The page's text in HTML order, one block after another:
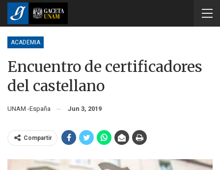
ACADEMIA
Encuentro de certificadores
del castellano
UNAM -España Jun 3, 2019
Compartir